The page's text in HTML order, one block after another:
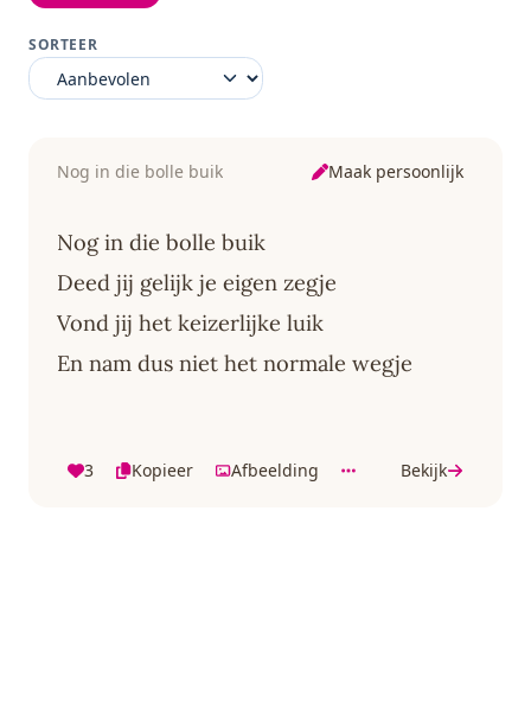
SORTEER
Nog in die bolle buik Maak persoonlijk
Nog in die bolle buik
Deed jij gelijk je eigen zegje
Vond jij het keizerlijke luik
En nam dus niet het normale wegje
3 Kopieer Afbeelding Bekijk